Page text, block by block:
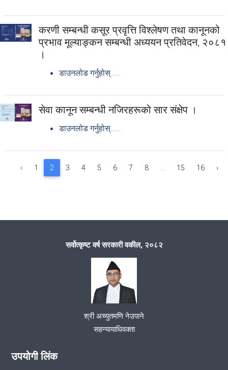
करणी सम्बन्धी कसूर प्रवृत्ति विश्लेषण तथा कानूनको
प्रभाव मूल्याङ्कन सम्बन्धी अध्ययन प्रतिवेदन, २०८१
।
डाउनलोड गर्नुहोस्.....
सेवा कानून सम्बन्धी नजिरहरूको सार संक्षेप ।
डाउनलोड गर्नुहोस्.....
‹ 1 2 3 4 5 6 7 8 ... 15 16 ›
सर्वोत्कृष्ट वर्ष सरकारी वकील, २०८२
श्री अच्युतमणि नेउपाने
सहन्यायाधिवक्ता
उपयोगी लिंक